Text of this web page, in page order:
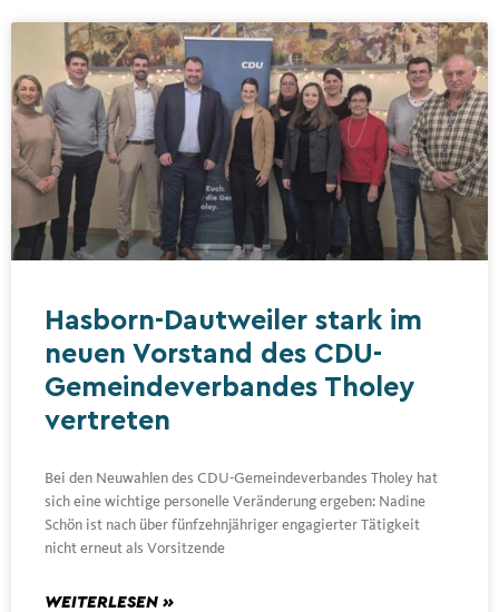
Hasborn-Dautweiler stark im
neuen Vorstand des CDU-
Gemeindeverbandes Tholey
vertreten
Bei den Neuwahlen des CDU-Gemeindeverbandes Tholey hat
sich eine wichtige personelle Veränderung ergeben: Nadine
Schön ist nach über fünfzehnjähriger engagierter Tätigkeit
nicht erneut als Vorsitzende
WEITERLESEN »